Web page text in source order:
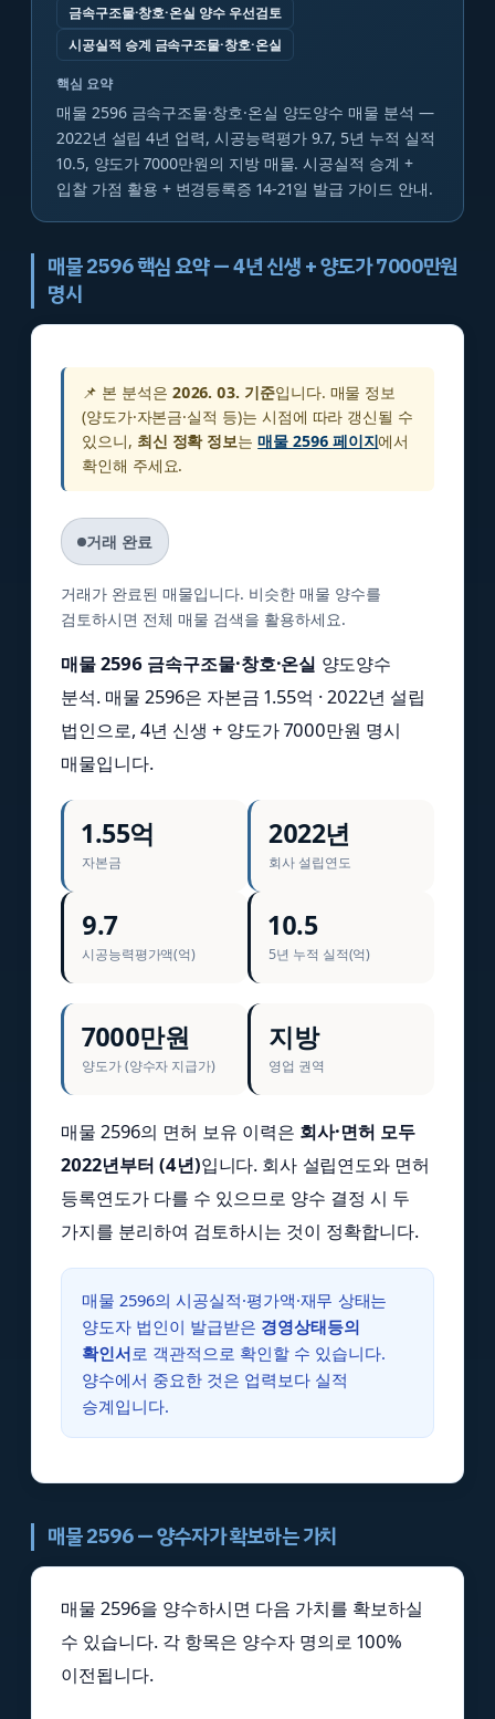
금속구조물·창호·온실 양수 우선검토
시공실적 승계 금속구조물·창호·온실
핵심 요약
매물 2596 금속구조물·창호·온실 양도양수 매물 분석 —
2022년 설립 4년 업력, 시공능력평가 9.7, 5년 누적 실적
10.5, 양도가 7000만원의 지방 매물. 시공실적 승계 +
입찰 가점 활용 + 변경등록증 14-21일 발급 가이드 안내.
매물 2596 핵심 요약 — 4년 신생 + 양도가 7000만원
명시
📌 본 분석은 2026. 03. 기준입니다. 매물 정보
(양도가·자본금·실적 등)는 시점에 따라 갱신될 수
있으니, 최신 정확 정보는매물 2596 페이지에서
확인해 주세요.
거래 완료
거래가 완료된 매물입니다. 비슷한 매물 양수를
검토하시면 전체 매물 검색을 활용하세요.
매물 2596 금속구조물·창호·온실 양도양수
분석. 매물 2596은 자본금 1.55억 · 2022년 설립
법인으로, 4년 신생 + 양도가 7000만원 명시
매물입니다.
1.55억
자본금
2022년
회사 설립연도
9.7
시공능력평가액(억)
10.5
5년 누적 실적(억)
7000만원
양도가 (양수자 지급가)
지방
영업 권역
매물 2596의 면허 보유 이력은 회사·면허 모두
2022년부터 (4년)입니다. 회사 설립연도와 면허
등록연도가 다를 수 있으므로 양수 결정 시 두
가지를 분리하여 검토하시는 것이 정확합니다.
매물 2596의 시공실적·평가액·재무 상태는
양도자 법인이 발급받은 경영상태등의
확인서로 객관적으로 확인할 수 있습니다.
양수에서 중요한 것은 업력보다 실적
승계입니다.
매물 2596 — 양수자가 확보하는 가치
매물 2596을 양수하시면 다음 가치를 확보하실
수 있습니다. 각 항목은 양수자 명의로 100%
이전됩니다.